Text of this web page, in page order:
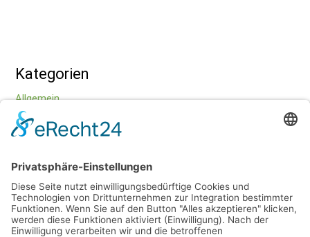
Kategorien
Allgemein
Bewegung
Ernährung